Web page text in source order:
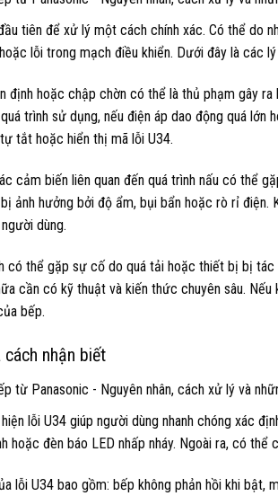
tiên để xử lý một cách chính xác. Có thể do
lỗi trong mạch điều khiển. Dưới đây là các
định hoặc chập chờn có thể là thủ phạm gây
trình sử dụng, nếu điện áp dao động quá
tắt hoặc hiển thị mã lỗi U34.
cảm biến liên quan đến quá trình nấu có thể
ảnh hưởng bởi độ ẩm, bụi bẩn hoặc rò rỉ
dùng.
có thể gặp sự cố do quá tải hoặc thiết bị bị
cần có kỹ thuật và kiến thức chuyên sâu.
bếp.
cách nhận biết
lỗi U34 giúp người dùng nhanh chóng xác
hoặc đèn báo LED nhấp nháy. Ngoài ra, có
lỗi U34 bao gồm: bếp không phản hồi khi